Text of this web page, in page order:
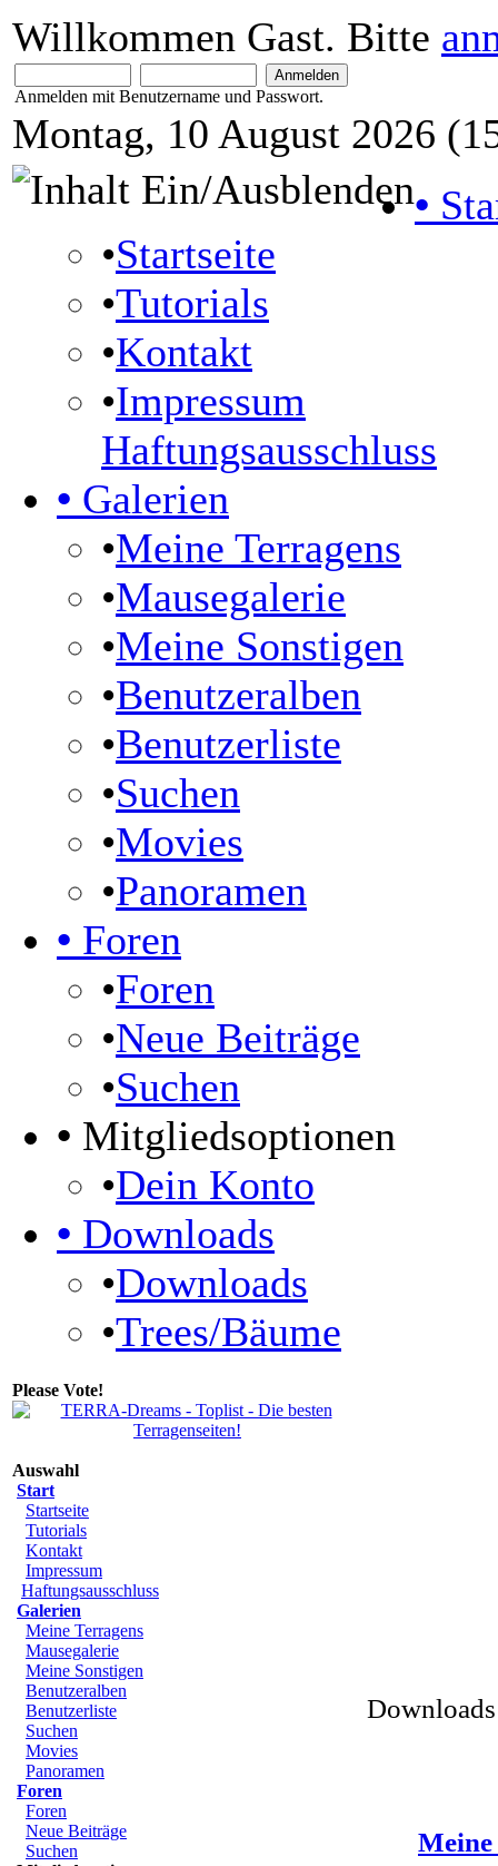
Willkommen Gast. Bitte
Anmelden mit Benutzername und Passwort.
Montag, 10 August 2026
•
•Startseite
•Tutorials
•Kontakt
•Impressum
Haftungsausschluss
• Galerien
•Meine Terragens
•Mausegalerie
•Meine Sonstigen
•Benutzeralben
•Benutzerliste
•Suchen
•Movies
•Panoramen
• Foren
•Foren
•Neue Beiträge
•Suchen
• Mitgliedsoptionen
•Dein Konto
• Downloads
•Downloads
•Trees/Bäume
Please Vote!
Auswahl
Start
Startseite
Tutorials
Kontakt
Impressum
Haftungsausschluss
Galerien
Meine Terragens
Mausegalerie
Meine Sonstigen
Benutzeralben
Benutzerliste
Suchen
Movies
Panoramen
Foren
Foren
Neue Beiträge
Suchen
Downloads